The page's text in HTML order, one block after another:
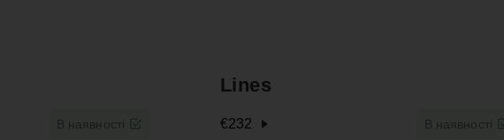
В наявності
Lines
€232 В наявності